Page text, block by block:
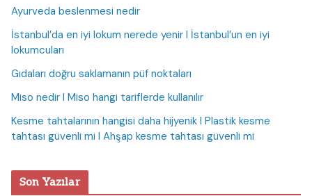
Ayurveda beslenmesi nedir
İstanbul’da en iyi lokum nerede yenir I İstanbul’un en iyi
lokumcuları
Gıdaları doğru saklamanın püf noktaları
Miso nedir I Miso hangi tariflerde kullanılır
Kesme tahtalarının hangisi daha hijyenik I Plastik kesme
tahtası güvenli mi I Ahşap kesme tahtası güvenli mi
Son Yazılar